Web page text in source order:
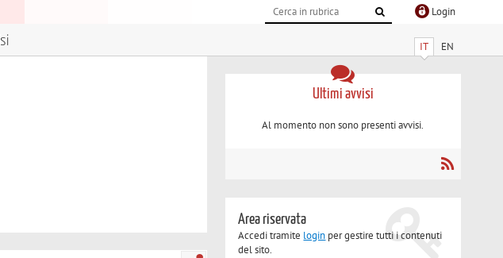
Login
IT EN
Ultimi avvisi
Al momento non sono presenti avvisi.
Area riservata
Accedi tramite login per gestire tutti i contenuti
del sito.